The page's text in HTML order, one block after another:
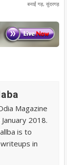
बनाईं गड़, सुंदरगड़
Magazine
2018.
is to
in